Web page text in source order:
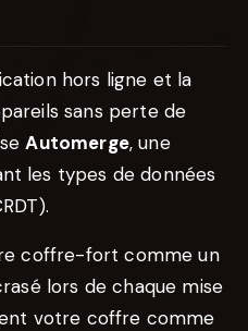
hors ligne et la
sans perte de
Automerge, une
les types de données
coffre-fort comme un
lors de chaque mise
votre coffre comme